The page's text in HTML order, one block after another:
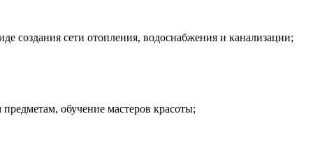
создания сети отопления, водоснабжения и канализации;
обучение мастеров красоты;